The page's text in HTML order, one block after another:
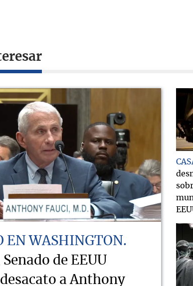
EN WASHINGTON
de EEUU
a Anthony